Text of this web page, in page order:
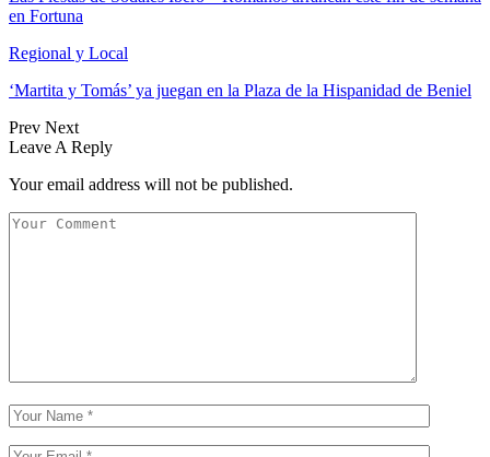
en Fortuna
Regional y Local
‘Martita y Tomás’ ya juegan en la Plaza de la Hispanidad de Beniel
Prev Next
Leave A Reply
Your email address will not be published.